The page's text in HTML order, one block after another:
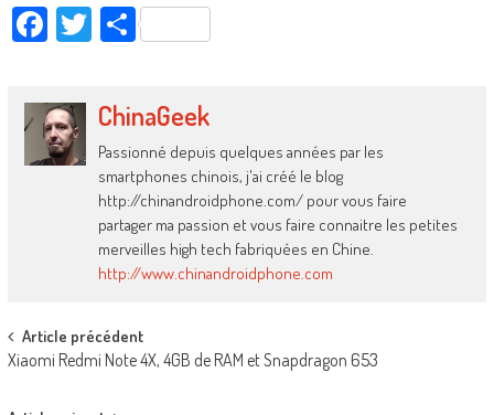
Facebook
TwitterPartager
ChinaGeek
Passionné depuis quelques années par les
smartphones chinois, j'ai créé le blog
http://chinandroidphone.com/ pour vous faire
partager ma passion et vous faire connaitre les petites
merveilles high tech fabriquées en Chine.
http://www.chinandroidphone.com
Post
navigation
Article précédent
Xiaomi Redmi Note 4X, 4GB de RAM et Snapdragon 653